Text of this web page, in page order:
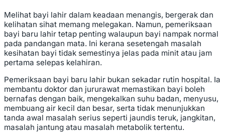
Melihat bayi lahir dalam keadaan menangis, bergerak dan
kelihatan sihat memang melegakan. Namun, pemeriksaan
bayi baru lahir tetap penting walaupun bayi nampak normal
pada pandangan mata. Ini kerana sesetengah masalah
kesihatan bayi tidak semestinya jelas pada minit atau jam
pertama selepas kelahiran.
Pemeriksaan bayi baru lahir bukan sekadar rutin hospital. Ia
membantu doktor dan jururawat memastikan bayi boleh
bernafas dengan baik, mengekalkan suhu badan, menyusu,
membuang air kecil dan besar, serta tidak menunjukkan
tanda awal masalah serius seperti jaundis teruk, jangkitan,
masalah jantung atau masalah metabolik tertentu.